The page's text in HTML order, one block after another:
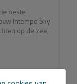
beste
Intempo Sky
op de zee,